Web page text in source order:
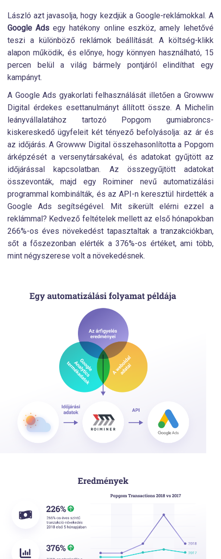
László azt javasolja, hogy kezdjük a Google-reklámokkal. A
Google Adsegy hatékony online eszköz, amely lehetővé
teszi a különböző reklámok beállítását. A költség-klikk
alapon működik, és előnye, hogy könnyen használható, 15
percen belül a világ bármely pontjáról elindíthat egy
kampányt.
A Google Ads gyakorlati felhasználását illetően a Growww
Digital érdekes esettanulmányt állított össze. A Michelin
leányvállalatához tartozó Popgom gumiabroncs-
kiskereskedő ügyfeleit két tényező befolyásolja: az ár és
az időjárás. A Growww Digital összehasonlította a Popgom
árképzését a versenytársakéval, és adatokat gyűjtött az
időjárással kapcsolatban. Az összegyűjtött adatokat
összevonták, majd egy Roiminer nevű automatizálási
programmal kombinálták, és az API-n keresztül hirdették a
Google Ads segítségével. Mit sikerült elérni ezzel a
reklámmal? Kedvező feltételek mellett az első hónapokban
266%-os éves növekedést tapasztaltak a tranzakciókban,
sőt a főszezonban elérték a 376%-os értéket, ami több,
mint négyszerese volt a növekedésnek.